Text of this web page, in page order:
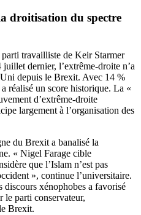
droitisation du spectre
travailliste de Keir Starmer
dernier, l’extrême-droite n’a
depuis le Brexit. Avec 14 %
réalisé un score historique. La «
d’extrême-droite
largement à l’organisation des
du Brexit a banalisé la
« Nigel Farage cible
que l’Islam n’est pas
», continue l’universitaire.
discours xénophobes a favorisé
le parti conservateur,
Brexit.